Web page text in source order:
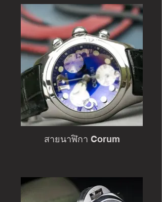
สายนาฬิกา Corum